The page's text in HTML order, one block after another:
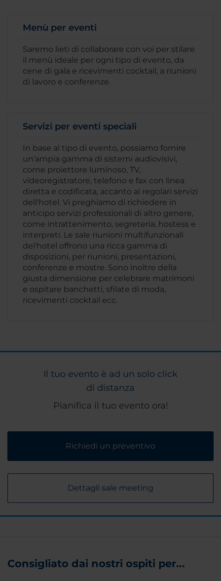
Menù per eventi
Saremo lieti di collaborare con voi per stilare
il menù ideale per ogni tipo di evento, da
cene di gala e ricevimenti cocktail, a riunioni
di lavoro e conferenze.
Servizi per eventi speciali
In base al tipo di evento, possiamo fornire
un'ampia gamma di sistemi audiovisivi,
come proiettore luminoso, TV,
videoregistratore, telefono e fax con linea
diretta e codificata, accanto ai regolari servizi
dell'hotel. Vi preghiamo di richiedere in
anticipo servizi professionali di altro genere,
come intrattenimento, segreteria, hostess e
interpreti. Le sale riunioni multifunzionali
del'hotel offrono una ricca gamma di
disposizioni, per riunioni, presentazioni,
conferenze e mostre. Sono inoltre della
giusta dimensione per celebrare matrimoni
e ospitare banchetti, sfilate di moda,
ricevimenti cocktail ecc.
Il tuo evento è ad un solo click
di distanza
Pianifica il tuo evento ora!
Richiedi un preventivo
Dettagli sale meeting
Consigliato dai nostri ospiti per...